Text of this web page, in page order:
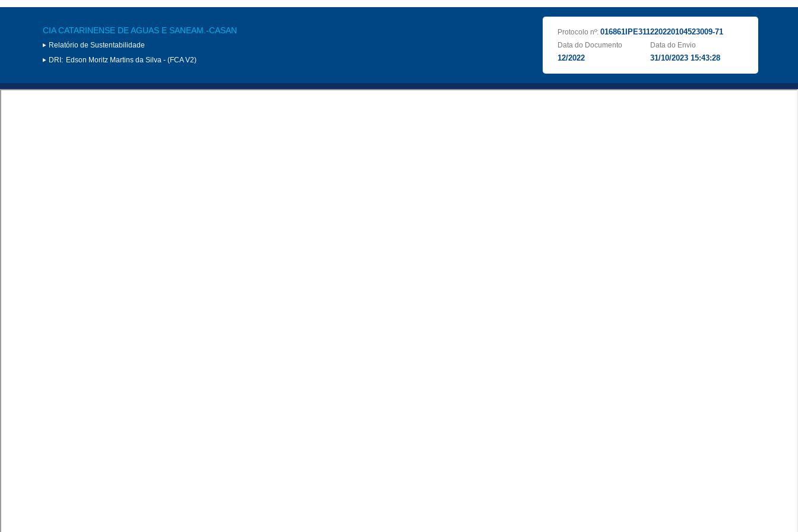
CIA CATARINENSE DE AGUAS E SANEAM.-CASAN
Relatório de Sustentabilidade
DRI: Edson Moritz Martins da Silva - (FCA V2)
Protocolo nº: 016861IPE311220220104523009-71
Data do Documento
12/2022
Data do Envio
31/10/2023 15:43:28